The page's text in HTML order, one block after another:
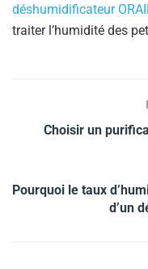
déshumidificateur
traiter l’humidité des
Choisir un
Pourquoi le taux
d’un